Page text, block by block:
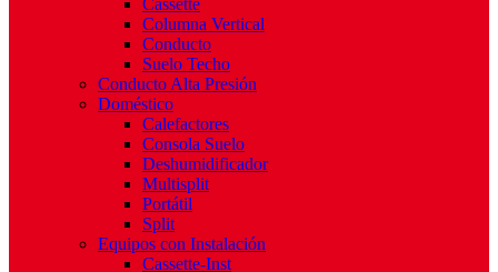
Cassette
Columna Vertical
Conducto
Suelo Techo
Conducto Alta Presión
Doméstico
Calefactores
Consola Suelo
Deshumidificador
Multisplit
Portátil
Split
Equipos con Instalación
Cassette-Inst